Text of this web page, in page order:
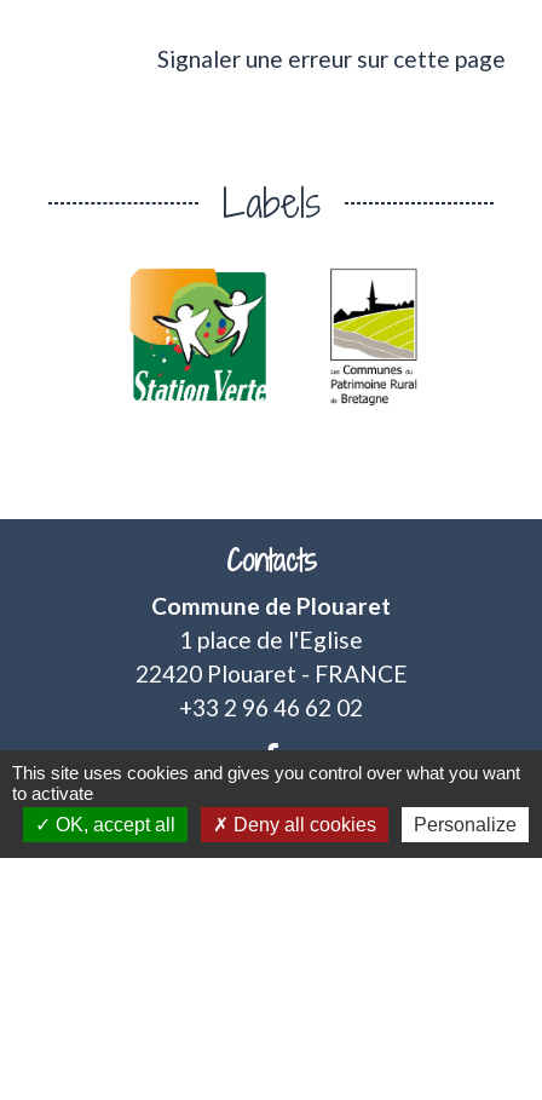
Signaler une erreur sur cette page
Labels
Contacts
Commune de Plouaret
1 place de l'Eglise
22420 Plouaret - FRANCE
+33 2 96 46 62 02
This site uses cookies and gives you control over what you want
to activate
OK, accept all
Deny all cookies Personalize